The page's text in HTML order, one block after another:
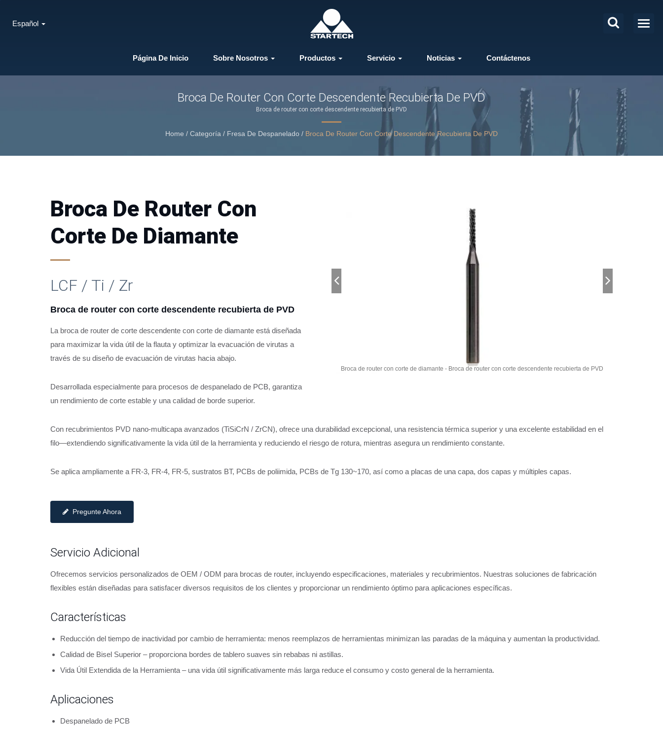
Página De Inicio Sobre Nosotros Productos Servicio Noticias Contáctenos
Español
Broca De Router Con Corte Descendente Recubierta De PVD
Broca de router con corte descendente recubierta de PVD
Home / Categoría / Fresa De Despanelado / Broca De Router Con Corte Descendente Recubierta De PVD
Broca de router con corte de diamante - Broca de router con corte descendente recubierta de PVD
Broca De Router Con
Corte De Diamante
LCF / Ti / Zr
Broca de router con corte descendente recubierta de PVD
La broca de router de corte descendente con corte de diamante está diseñada
para maximizar la vida útil de la flauta y optimizar la evacuación de virutas a
través de su diseño de evacuación de virutas hacia abajo.
Desarrollada especialmente para procesos de despanelado de PCB, garantiza
un rendimiento de corte estable y una calidad de borde superior.
Con recubrimientos PVD nano-multicapa avanzados (TiSiCrN / ZrCN), ofrece una durabilidad excepcional, una resistencia térmica superior y una excelente estabilidad en el
filo—extendiendo significativamente la vida útil de la herramienta y reduciendo el riesgo de rotura, mientras asegura un rendimiento constante.
Se aplica ampliamente a FR-3, FR-4, FR-5, sustratos BT, PCBs de poliimida, PCBs de Tg 130~170, así como a placas de una capa, dos capas y múltiples capas.
Pregunte Ahora
Servicio Adicional
Ofrecemos servicios personalizados de OEM / ODM para brocas de router, incluyendo especificaciones, materiales y recubrimientos. Nuestras soluciones de fabricación
flexibles están diseñadas para satisfacer diversos requisitos de los clientes y proporcionar un rendimiento óptimo para aplicaciones específicas.
Características
Reducción del tiempo de inactividad por cambio de herramienta: menos reemplazos de herramientas minimizan las paradas de la máquina y aumentan la productividad.
Calidad de Bisel Superior – proporciona bordes de tablero suaves sin rebabas ni astillas.
Vida Útil Extendida de la Herramienta – una vida útil significativamente más larga reduce el consumo y costo general de la herramienta.
Aplicaciones
Despanelado de PCB